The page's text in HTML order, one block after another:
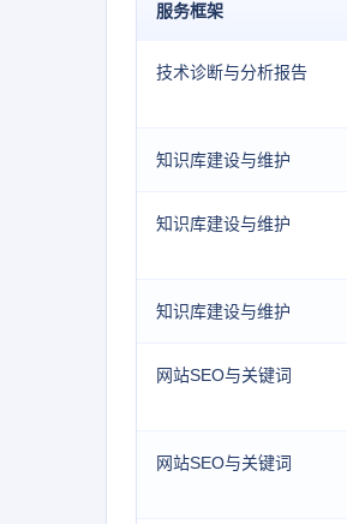
服务框架
技术诊断与分析报告
知识库建设与维护
知识库建设与维护
知识库建设与维护
网站SEO与关键词
网站SEO与关键词